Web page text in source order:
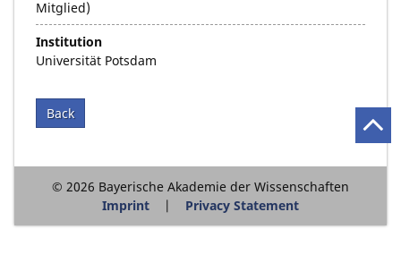
Mitglied)
Institution
Universität Potsdam
Back
© 2026 Bayerische Akademie der Wissenschaften
Imprint
Privacy Statement